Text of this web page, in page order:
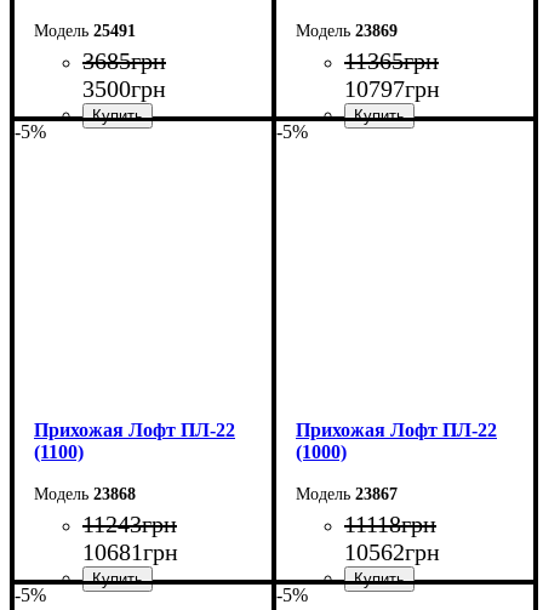
25491
3685грн
3500грн
23869
11365грн
10797грн
-5%
Прихожая Лофт ПЛ-22
(1100)
23868
11243грн
10681грн
-5%
Прихожая Лофт ПЛ-22
(1000)
23867
11118грн
10562грн
-5% -5%